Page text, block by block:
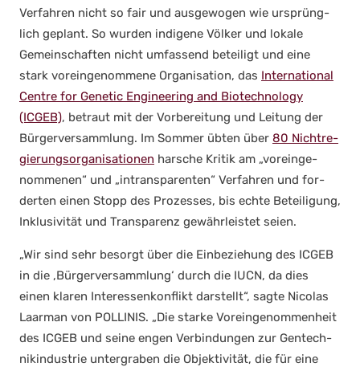
Ver­fah­ren nicht so fair und aus­ge­wo­gen wie ursprüng­
lich geplant. So wur­den indi­ge­ne Völ­ker und loka­le
Gemein­schaf­ten nicht umfas­send betei­ligt und eine
stark vor­ein­ge­nom­me­ne Orga­ni­sa­ti­on, das Inter­na­tio­nal
Cent­re for Gene­tic Engi­nee­ring and Bio­tech­no­lo­gy
(ICGEB), betraut mit der Vor­be­rei­tung und Lei­tung der
Bür­ger­ver­samm­lung. Im Som­mer übten über 80 Nicht­re­
gie­rungs­or­ga­ni­sa­tio­nen har­sche Kri­tik am „vor­ein­ge­
nom­me­nen“ und „intrans­pa­ren­ten“ Ver­fah­ren und for­
der­ten einen Stopp des Pro­zes­ses, bis ech­te Betei­li­gung,
Inklu­si­vi­tät und Trans­pa­renz gewähr­leis­tet sei­en.
„Wir sind sehr besorgt über die Ein­be­zie­hung des ICGEB
in die ‚Bür­ger­ver­samm­lung‘ durch die IUCN, da dies
einen kla­ren Inter­es­sen­kon­flikt dar­stellt“, sag­te Nico­las
Laar­man von POLLINIS. „Die star­ke Vor­ein­ge­nom­men­heit
des ICGEB und sei­ne engen Ver­bin­dun­gen zur Gen­tech­
nik­in­dus­trie unter­gra­ben die Objek­ti­vi­tät, die für eine